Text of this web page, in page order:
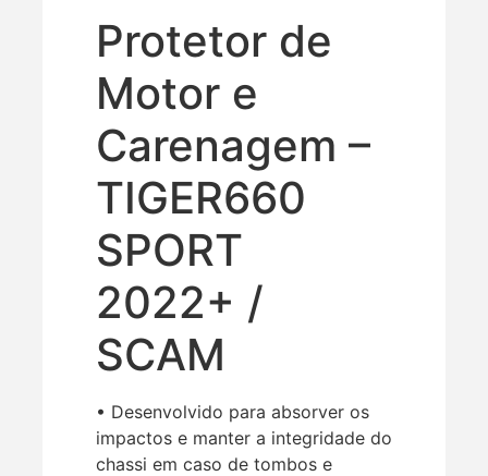
Protetor de
Motor e
Carenagem –
TIGER660
SPORT
2022+ /
SCAM
• Desenvolvido para absorver os
impactos e manter a integridade do
chassi em caso de tombos e